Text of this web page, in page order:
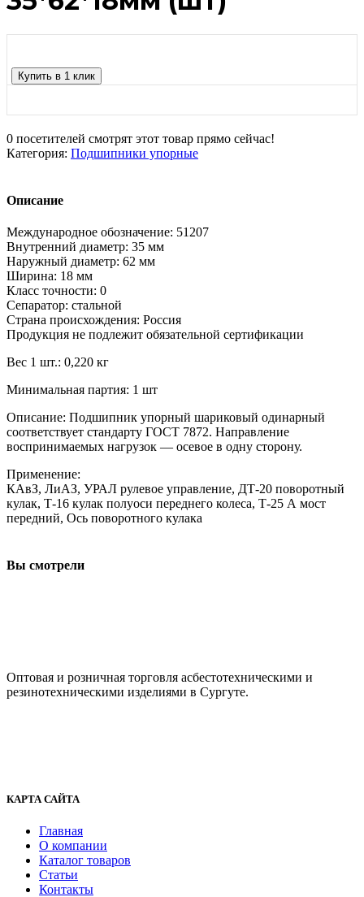
Купить в 1 клик
0 посетителей смотрят этот товар прямо сейчас!
Категория: Подшипники упорные
Описание
Международное обозначение: 51207
Внутренний диаметр: 35 мм
Наружный диаметр: 62 мм
Ширина: 18 мм
Класс точности: 0
Сепаратор: стальной
Страна происхождения: Россия
Продукция не подлежит обязательной сертификации
Вес 1 шт.: 0,220 кг
Минимальная партия: 1 шт
Описание: Подшипник упорный шариковый одинарный
соответствует стандарту ГОСТ 7872. Направление
воспринимаемых нагрузок — осевое в одну сторону.
Применение:
КАвЗ, ЛиАЗ, УРАЛ рулевое управление, ДТ-20 поворотный
кулак, Т-16 кулак полуоси переднего колеса, Т-25 А мост
передний, Ось поворотного кулака
Вы смотрели
Оптовая и розничная торговля асбестотехническими и
резинотехническими изделиями в Сургуте.
КАРТА САЙТА
Главная
О компании
Каталог товаров
Статьи
Контакты